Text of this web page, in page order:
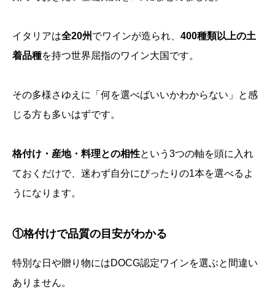
イタリアは全20州 でワインが造られ、 400種類以上の土
着品種を持つ世界屈指のワイン大国です。
その多様さゆえに「何を選べばいいかわからない」と感
じる方も多いはずです。
格付け・産地・料理との相性という3つの軸を頭に入れ
ておくだけで、迷わず自分にぴったりの1本を選べるよ
うになります。
①格付けで品質の目安がわかる
特別な日や贈り物にはDOCG認定ワインを選ぶと間違い
ありません。